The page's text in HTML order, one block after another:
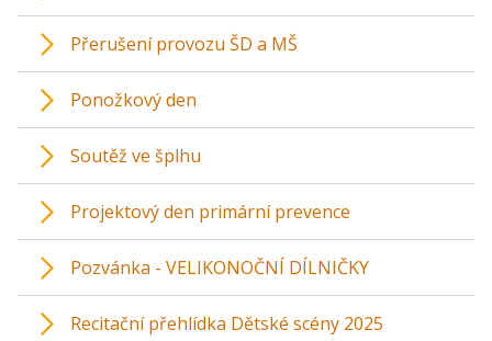
Přerušení provozu ŠD a MŠ
Ponožkový den
Soutěž ve šplhu
Projektový den primární prevence
Pozvánka - VELIKONOČNÍ DÍLNIČKY
Recitační přehlídka Dětské scény 2025